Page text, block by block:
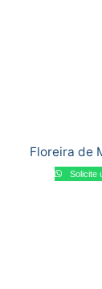
Floreira de
Solicite